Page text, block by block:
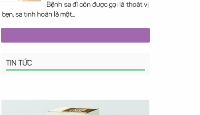
Bệnh sa đì còn được gọi là thoát vị
bẹn, sa tinh hoàn là một...
TIN TỨC